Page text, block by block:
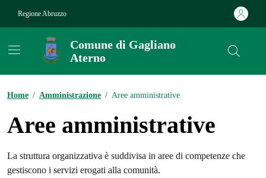
Regione Abruzzo
Comune di Gagliano
Aterno
Home / Amministrazione / Aree amministrative
Aree amministrative
La struttura organizzativa è suddivisa in aree di competenze che
gestiscono i servizi erogati alla comunità.